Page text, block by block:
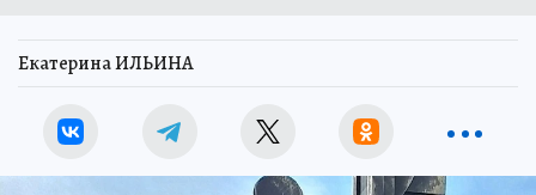
Екатерина ИЛЬИНА